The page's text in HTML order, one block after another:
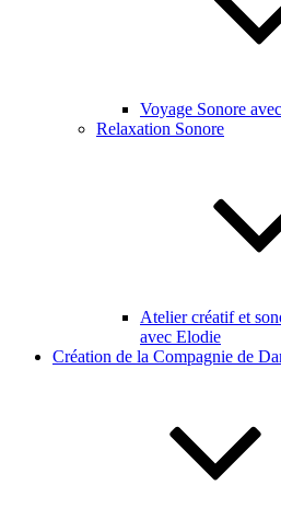
Voyage Sonore
Relaxation Sonore
Atelier créatif et
avec Elodie
Création de la Compagnie de